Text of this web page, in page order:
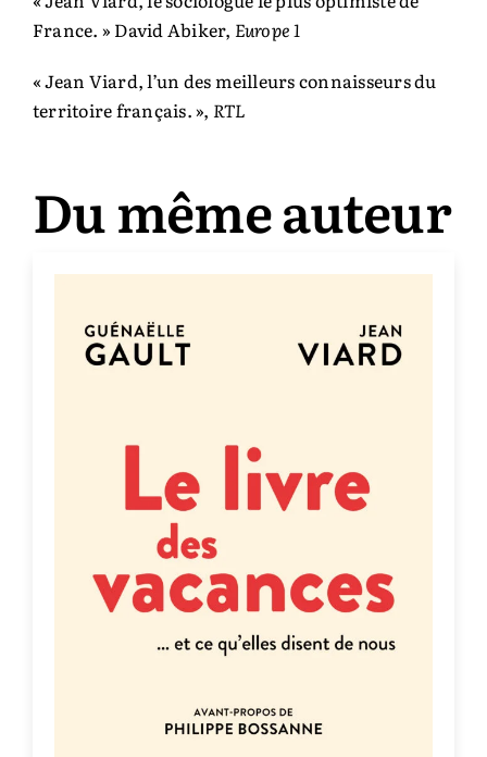
France. » David Abiker, Europe 1
« Jean Viard, l’un des meilleurs connaisseurs du
territoire français. », RTL
Du même auteur